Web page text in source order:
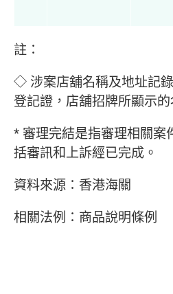
註：
◇ 涉案店舖名稱及地址記
登記證，店舖招牌所顯示的
* 審理完結是指審理相關案
括審訊和上訴經已完成。
資料來源：香港海關
相關法例：商品說明條例